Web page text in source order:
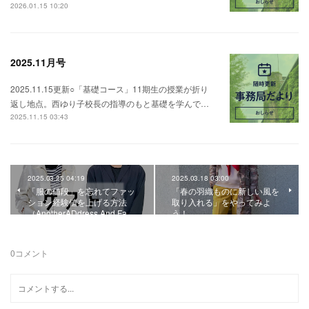
2026.01.15 10:20
2025.11月号
2025.11.15更新○「基礎コース」11期生の授業が折り
返し地点。西ゆり子校長の指導のもと基礎を学んで…
2025.11.15 03:43
2025.03.25 04:19
「服の値段」を忘れてファッ
ション経験値を上げる方法
（AnotherADdress And Fa…
2025.03.18 03:00
「春の羽織ものに新しい風を
取り入れる」をやってみよ
う！
0コメント